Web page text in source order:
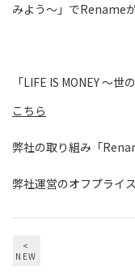
みよう～」でRename
「LIFE IS MONEY ～
こちら
弊社の取り組み「
弊社運営のオフプライ
<
NEW